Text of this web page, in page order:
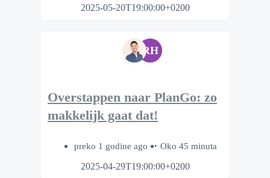
2025-05-20T19:00:00+0200
RH
Overstappen naar PlanGo: zo
makkelijk gaat dat!
preko 1 godine ago
Oko 45 minuta
2025-04-29T19:00:00+0200